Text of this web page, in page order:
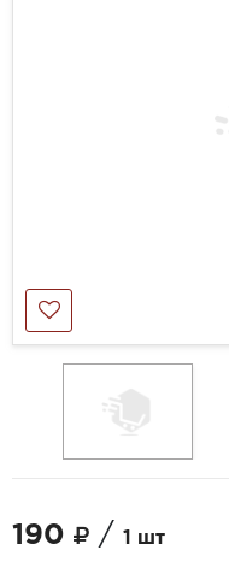
190 / 1 шт